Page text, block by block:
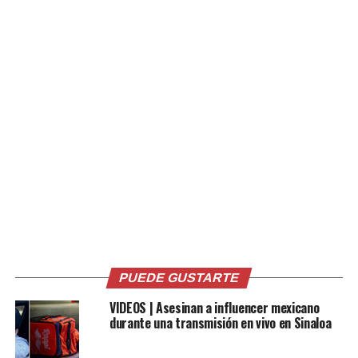
Ghetto Kids es una fundación que utiliza el arte y la
PUEDE GUSTARTE
VIDEOS | Asesinan a influencer mexicano
durante una transmisión en vivo en Sinaloa